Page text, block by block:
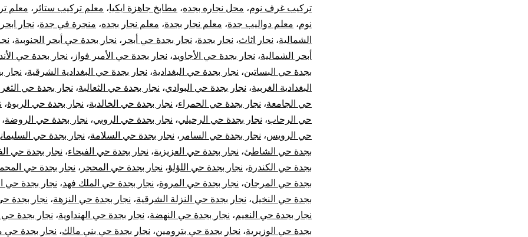
أيكيا
صيانة
وإصلاح
الأبواب
تركيب غرف نوم، محل نجاره بجده، مطابخ جاهزة ايكيا، معلم تركيب ستائر ، معلم
نوم، معلم دواليب جدة، معلم نجار بجدة، معلم نجار بجده، منجرة في جدة، نجار ابحر
الشمالية، نجار اثاث، نجار بجدة، نجار بجدة حي أبحر ، نجار بجدة حي أبحر الجنوبية،
أبحر الشمالية، نجار بجدة حي الأجاويد، نجار بجدة حي الأمير فواز ، نجار بجدة حي
بجدة حي البساتين، نجار بجدة حي البغدادية، نجار بجدة حي البغدادية الشرقية، نجار
البغدادية الغربية، نجار بجدة حي البوادي، نجار بجدة حي الثعالبة، نجار بجدة حي الثغر
حي الجامعة، نجار بجدة حي الحمراء، نجار بجدة حي الخالدية، نجار بجدة حي الربوة،
حي الرحاب، نجار بجدة حي الرحيلي، نجار بجدة حي الروبي، نجار بجدة حي الروضة،
حي الرويس، نجار بجدة حي السامر ، نجار بجدة حي السلامة، نجار بجدة حي
بجدة حي الشاطئ، نجار بجدة حي العزيزية، نجار بجدة حي الفيحاء، نجار بجدة حي
بجدة حي الكندرة، نجار بجدة حي اللؤلؤ، نجار بجدة حي المحجر ، نجار بجدة حي
بجدة حي المرجان، نجار بجدة حي المروة، نجار بجدة حي الملك فهد، نجار بجدة حي
بجدة حي النخيل، نجار بجدة حي النزلة الشرقية، نجار بجدة حي النزهة، نجار بجدة
نجار بجدة حي النعيم، نجار بجدة حي النهضة، نجار بجدة حي الهنداوية، نجار بجدة حي
بجدة حي الوزيرية، نجار بجدة حي بترومين، نجار بجدة حي بني مالك، نجار بجدة